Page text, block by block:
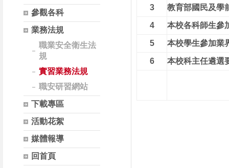
參觀各科
業務法規
職業安全衛生法
規
實習業務法規
職安研習網站
下載專區
活動花絮
媒體報導
回首頁
3 教育部國民及學
4 本校各科師生參
5 本校學生參加業
6 本校科主任遴選